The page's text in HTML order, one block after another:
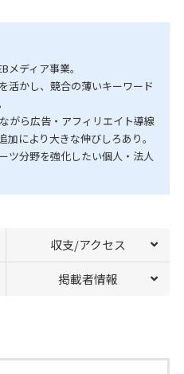
メディア事業。
活かし、競合の薄いキーワード
がら広告・アフィリエイト導線
により大きな伸びしろあり。
ツ分野を強化したい個人・法人
収支/アクセス
掲載者情報